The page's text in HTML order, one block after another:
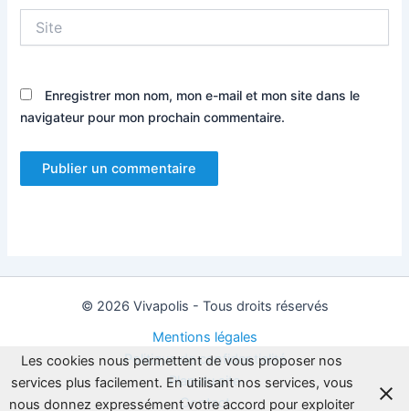
Enregistrer mon nom, mon e-mail et mon site dans le
navigateur pour mon prochain commentaire.
© 2026 Vivapolis - Tous droits réservés
Mentions légales
Politique de confidentialité
Plan du site
Contact
Les cookies nous permettent de vous proposer nos
services plus facilement. En utilisant nos services, vous
nous donnez expressément votre accord pour exploiter